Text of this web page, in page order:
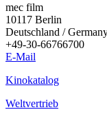
mec film
10117 Berlin
Deutschland /
+49-30-66766700
E-Mail
Kinokatalog
Weltvertrieb